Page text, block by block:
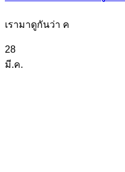
เรามาดูกันว่า ค
28
มี.ค.